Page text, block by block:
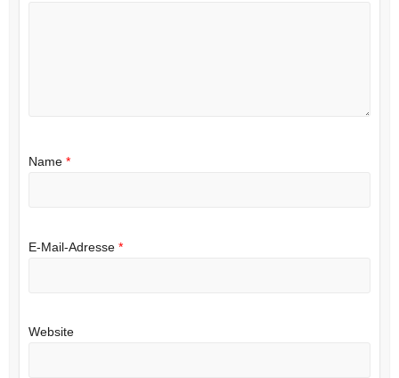
Name *
E-Mail-Adresse *
Website